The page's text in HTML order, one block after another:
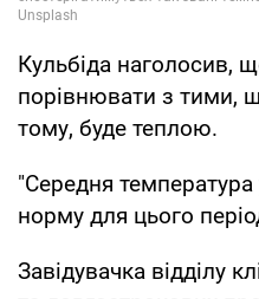
Кульбіда наголосив,
порівнювати з тими,
тому, буде теплою.
"Середня
норму для цього
Завідувачка відділу